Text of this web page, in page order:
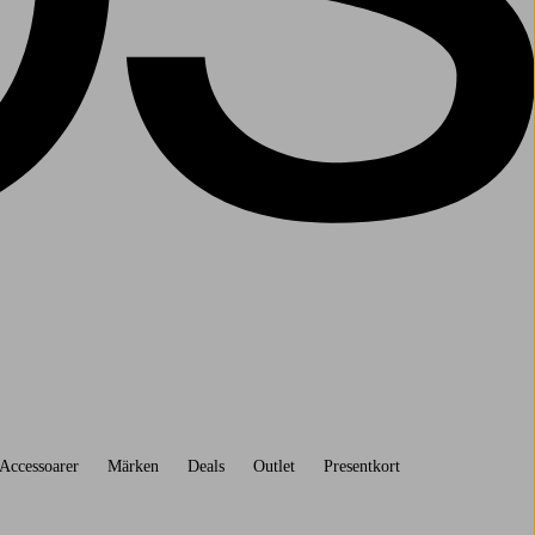
Accessoarer Märken Deals Outlet Presentkort